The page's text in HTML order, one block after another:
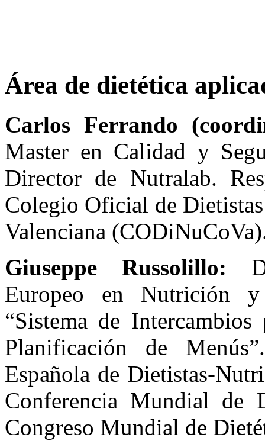
Área de dietética
Carlos Ferrando
Master en Calidad y
Director de Nutralab.
Colegio Oficial de
Valenciana
Giuseppe Russolillo:
Europeo en Nutrición y
“Sistema de
Planificación de
Española de Dietistas-
Conferencia Mundial de
Congreso Mundial de